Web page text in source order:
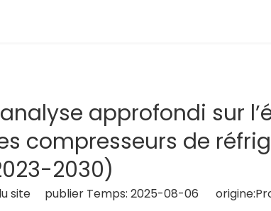
approfondi sur
compresseurs de
2030)
site publier Temps: 2025-08-06 origine: